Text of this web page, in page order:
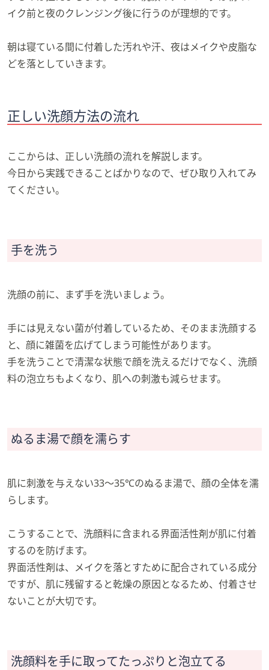
イク前と夜のクレンジング後に行うのが理想的です。
朝は寝ている間に付着した汚れや汗、夜はメイクや皮脂な
どを落としていきます。
正しい洗顔方法の流れ
ここからは、正しい洗顔の流れを解説します。
今日から実践できることばかりなので、ぜひ取り入れてみ
てください。
手を洗う
洗顔の前に、まず手を洗いましょう。
手には見えない菌が付着しているため、そのまま洗顔する
と、顔に雑菌を広げてしまう可能性があります。
手を洗うことで清潔な状態で顔を洗えるだけでなく、洗顔
料の泡立ちもよくなり、肌への刺激も減らせます。
ぬるま湯で顔を濡らす
肌に刺激を与えない33～35℃のぬるま湯で、顔の全体を濡
らします。
こうすることで、洗顔料に含まれる界面活性剤が肌に付着
するのを防げます。
界面活性剤は、メイクを落とすために配合されている成分
ですが、肌に残留すると乾燥の原因となるため、付着させ
ないことが大切です。
洗顔料を手に取ってたっぷりと泡立てる